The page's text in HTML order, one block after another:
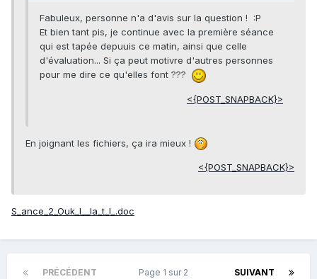
Fabuleux, personne n'a d'avis sur la question ! :P
Et bien tant pis, je continue avec la première séance
qui est tapée depuuis ce matin, ainsi que celle
d'évaluation... Si ça peut motivre d'autres personnes
pour me dire ce qu'elles font ???
<{POST_SNAPBACK}>
En joignant les fichiers, ça ira mieux !
<{POST_SNAPBACK}>
S_ance_2_Ouk_l__la_t_l_.doc
PRÉCÉDENT SUIVANT
Page 1 sur 2